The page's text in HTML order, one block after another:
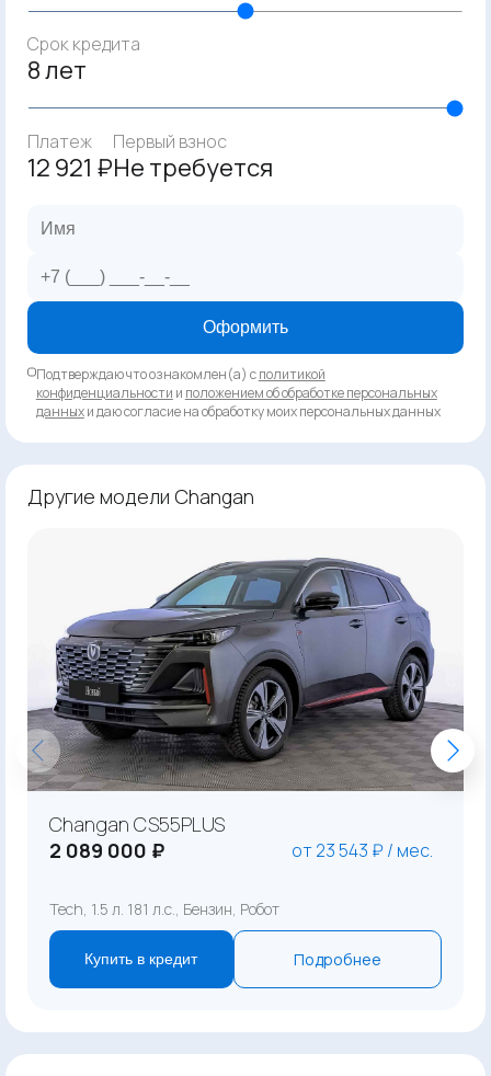
Срок кредита
8 лет
Платеж
12 921 ₽
Первый взнос
Не требуется
Оформить
Подтверждаю что ознакомлен(а) сполитикой
конфиденциальности и положением об обработке персональных
данныхи даю согласие на обработку моих персональных данных
Другие модели Changan
Changan CS55PLUS
2 089 000 ₽
от 23 543 ₽ / мес.
Tech, 1.5 л. 181 л.с., Бензин, Робот
Купить в кредит Подробнее